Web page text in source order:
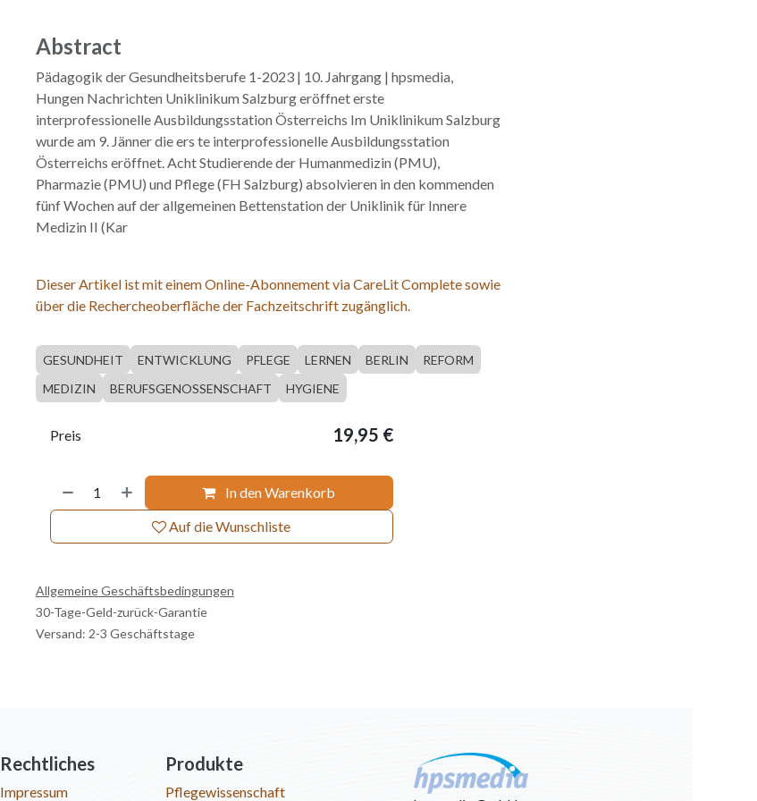
Abstract
Pädagogik der Gesundheitsberufe 1-2023 | 10. Jahrgang | hpsmedia,
Hungen Nachrichten Uniklinikum Salzburg eröffnet erste
interprofessionelle Ausbildungsstation Österreichs Im Uniklinikum Salzburg
wurde am 9. Jänner die ers te interprofessionelle Ausbildungsstation
Österreichs eröffnet. Acht Studierende der Humanmedizin (PMU),
Pharmazie (PMU) und Pflege (FH Salzburg) absolvieren in den kommenden
fünf Wochen auf der allgemeinen Bettenstation der Uniklinik für Innere
Medizin II (Kar
Dieser Artikel ist mit einem Online-Abonnement via CareLit Complete sowie
über die Rechercheoberfläche der Fachzeitschrift zugänglich.
GESUNDHEIT ENTWICKLUNG PFLEGE LERNEN BERLIN
REFORM
MEDIZIN
BERUFSGENOSSENSCHAFT HYGIENE
In den Warenkorb
Auf die Wunschliste
Preis 19,95 €
Allgemeine Geschäftsbedingungen
30-Tage-Geld-zurück-Garantie
Versand: 2-3 Geschäftstage
Rechtliches
Impressum
Produkte
Pflegewissenschaft